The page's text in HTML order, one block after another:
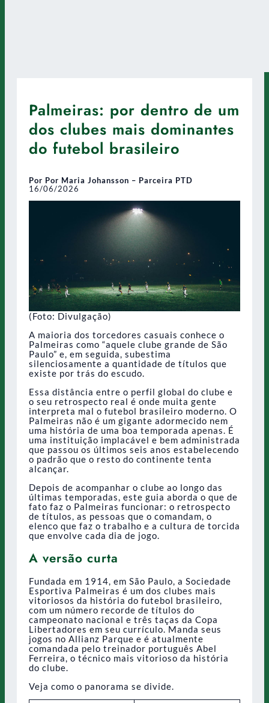
Palmeiras: por dentro de um
dos clubes mais dominantes
do futebol brasileiro
Por Por Maria Johansson – Parceira PTD
16/06/2026
(Foto: Divulgação)
A maioria dos torcedores casuais conhece o
Palmeiras como “aquele clube grande de São
Paulo” e, em seguida, subestima
silenciosamente a quantidade de títulos que
existe por trás do escudo.
Essa distância entre o perfil global do clube e
o seu retrospecto real é onde muita gente
interpreta mal o futebol brasileiro moderno. O
Palmeiras não é um gigante adormecido nem
uma história de uma boa temporada apenas. É
uma instituição implacável e bem administrada
que passou os últimos seis anos estabelecendo
o padrão que o resto do continente tenta
alcançar.
Depois de acompanhar o clube ao longo das
últimas temporadas, este guia aborda o que de
fato faz o Palmeiras funcionar: o retrospecto
de títulos, as pessoas que o comandam, o
elenco que faz o trabalho e a cultura de torcida
que envolve cada dia de jogo.
A versão curta
Fundada em 1914, em São Paulo, a Sociedade
Esportiva Palmeiras é um dos clubes mais
vitoriosos da história do futebol brasileiro,
com um número recorde de títulos do
campeonato nacional e três taças da Copa
Libertadores em seu currículo. Manda seus
jogos no Allianz Parque e é atualmente
comandada pelo treinador português Abel
Ferreira, o técnico mais vitorioso da história
do clube.
Veja como o panorama se divide.